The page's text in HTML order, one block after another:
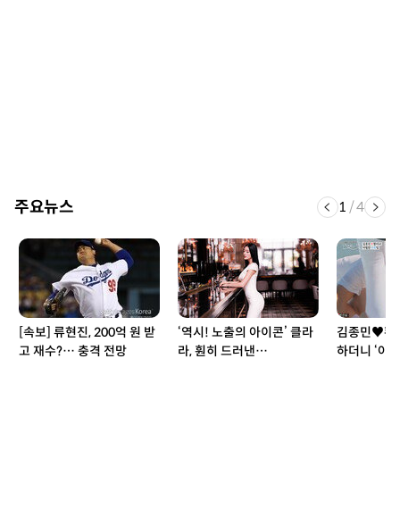
주요뉴스 1 /4
[속보] 류현진, 200억 원 받
고 재수?… 충격 전망
‘역시! 노출의 아이콘’ 클라
라, 훤히 드러낸…
김종민♥황
하더니 ‘아